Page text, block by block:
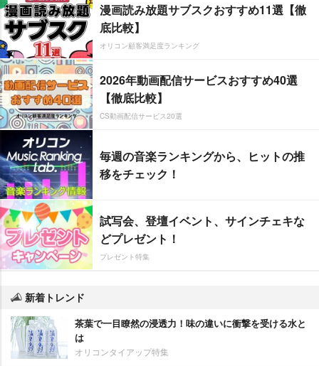
漫画読み放題サブスクおすすめ11選【徹
底比較】
オリコン顧客満足度ランキング
2026年動画配信サービスおすすめ40選
【徹底比較】
CS動画配信サービス20選
毎週の音楽ランキングから、ヒットの推
移をチェック！
試写会、登壇イベント、サインチェキな
どプレゼント！
プレゼント特集
新着トレンド
茶葉で一目瞭然の浸透力！味の違いに衝撃を受ける水と
は
オリコンタイアップ特集